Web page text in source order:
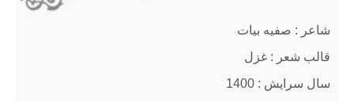
شاعر : صفیه بیات
قالب شعر : غزل
سال سرایش : 1400